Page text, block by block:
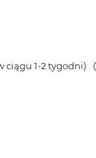
ciągu 1-2 tygodni)